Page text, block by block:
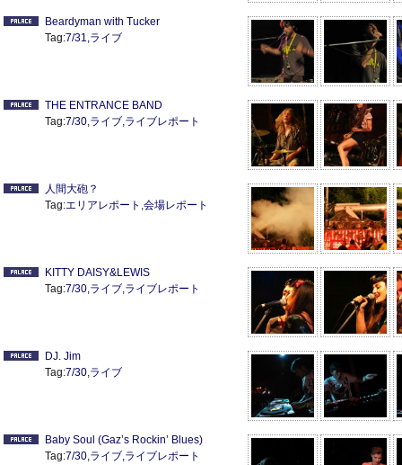
Beardyman with Tucker
Tag:7/31,ライブ
THE ENTRANCE BAND
Tag:7/30,ライブ,ライブレポート
人間大砲？
Tag:エリアレポート ,会場レポート
KITTY DAISY&LEWIS
Tag:7/30,ライブ,ライブレポート
DJ. Jim
Tag:7/30,ライブ
Baby Soul (Gaz’s Rockin’ Blues)
Tag:7/30,ライブ,ライブレポート